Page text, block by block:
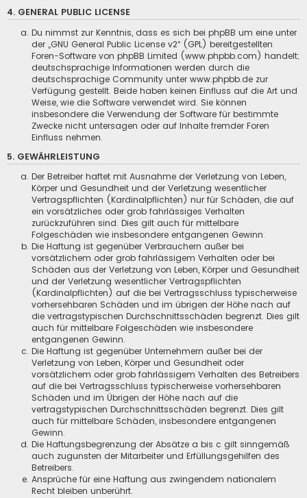
4. GENERAL PUBLIC LICENSE
Du nimmst zur Kenntnis, dass es sich bei phpBB um eine unter
der „GNU General Public License v2“ (GPL) bereitgestellten
Foren-Software von phpBB Limited (www.phpbb.com) handelt;
deutschsprachige Informationen werden durch die
deutschsprachige Community unter www.phpbb.de zur
Verfügung gestellt. Beide haben keinen Einfluss auf die Art und
Weise, wie die Software verwendet wird. Sie können
insbesondere die Verwendung der Software für bestimmte
Zwecke nicht untersagen oder auf Inhalte fremder Foren
Einfluss nehmen.
5. GEWÄHRLEISTUNG
Der Betreiber haftet mit Ausnahme der Verletzung von Leben,
Körper und Gesundheit und der Verletzung wesentlicher
Vertragspflichten (Kardinalpflichten) nur für Schäden, die auf
ein vorsätzliches oder grob fahrlässiges Verhalten
zurückzuführen sind. Dies gilt auch für mittelbare
Folgeschäden wie insbesondere entgangenen Gewinn.
Die Haftung ist gegenüber Verbrauchern außer bei
vorsätzlichem oder grob fahrlässigem Verhalten oder bei
Schäden aus der Verletzung von Leben, Körper und Gesundheit
und der Verletzung wesentlicher Vertragspflichten
(Kardinalpflichten) auf die bei Vertragsschluss typischerweise
vorhersehbaren Schäden und im übrigen der Höhe nach auf
die vertragstypischen Durchschnittsschäden begrenzt. Dies gilt
auch für mittelbare Folgeschäden wie insbesondere
entgangenen Gewinn.
Die Haftung ist gegenüber Unternehmern außer bei der
Verletzung von Leben, Körper und Gesundheit oder
vorsätzlichem oder grob fahrlässigem Verhalten des Betreibers
auf die bei Vertragsschluss typischerweise vorhersehbaren
Schäden und im Übrigen der Höhe nach auf die
vertragstypischen Durchschnittsschäden begrenzt. Dies gilt
auch für mittelbare Schäden, insbesondere entgangenen
Gewinn.
Die Haftungsbegrenzung der Absätze a bis c gilt sinngemäß
auch zugunsten der Mitarbeiter und Erfüllungsgehilfen des
Betreibers.
Ansprüche für eine Haftung aus zwingendem nationalem
Recht bleiben unberührt.